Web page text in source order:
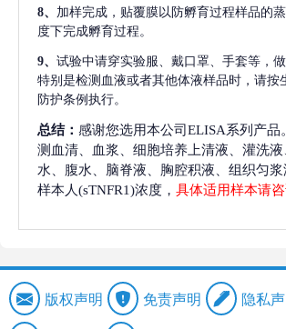
8、 加样完成，贴覆膜以防孵育过程样品的
度下完成孵育过程。
9、 试验中请穿实验服、戴口罩、手套等，做
特别是检测血液或者其他体液样品时，请按
防护条例执行。
总结： 感谢您选用本公司ELISA系列产品
测血清、血浆、细胞培养上清液、灌洗
水、腹水、脑脊液、胸腔积液、组织匀
样本人(sTNFR1)浓度， 具体适用样本请
版权声明 免责声明 隐私